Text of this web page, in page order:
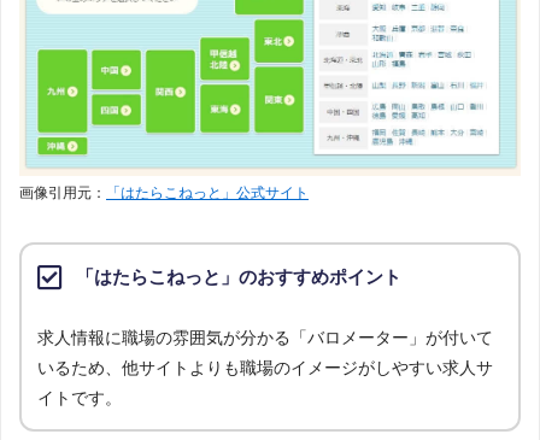
画像引用元： 「はたらこねっと」公式サイト
「はたらこねっと」のおすすめポイント
求人情報に職場の雰囲気が分かる「バロメーター」が付いて
いるため、他サイトよりも職場のイメージがしやすい求人サ
イトです。